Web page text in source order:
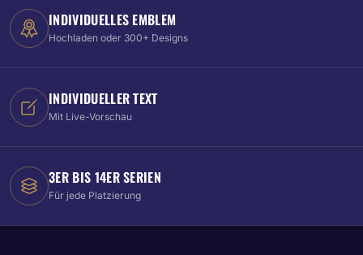
INDIVIDUELLES EMBLEM
Hochladen oder 300+ Designs
INDIVIDUELLER TEXT
Mit Live-Vorschau
3ER BIS 14ER SERIEN
Für jede Platzierung